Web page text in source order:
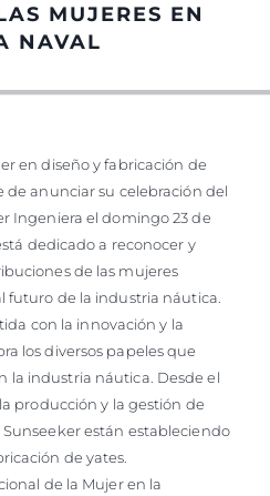
MUJERES EN
NAVAL
en diseño y fabricación de
de anunciar su celebración del
Ingeniera el domingo 23 de
dedicado a reconocer y
de las mujeres
futuro de la industria náutica.
con la innovación y la
los diversos papeles que
la industria náutica. Desde el
producción y la gestión de
están estableciendo
de yates.
de la Mujer en la